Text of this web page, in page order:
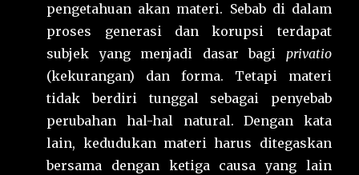
pengetahuan akan materi. Sebab di dalam
proses generasi dan korupsi terdapat
subjek yang menjadi dasar bagi privatio
(kekurangan) dan forma. Tetapi materi
tidak berdiri tunggal sebagai penyebab
perubahan hal-hal natural. Dengan kata
lain, kedudukan materi harus ditegaskan
bersama dengan ketiga causa yang lain